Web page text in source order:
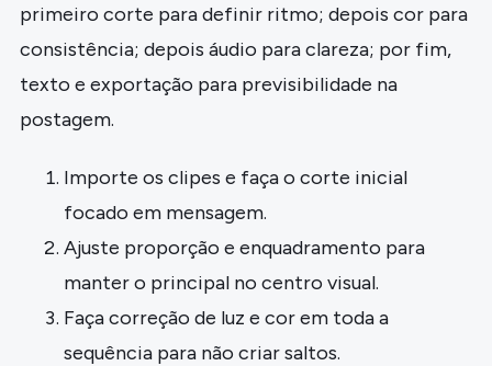
primeiro corte para definir ritmo; depois cor para
consistência; depois áudio para clareza; por fim,
texto e exportação para previsibilidade na
postagem.
Importe os clipes e faça o corte inicial
focado em mensagem.
Ajuste proporção e enquadramento para
manter o principal no centro visual.
Faça correção de luz e cor em toda a
sequência para não criar saltos.